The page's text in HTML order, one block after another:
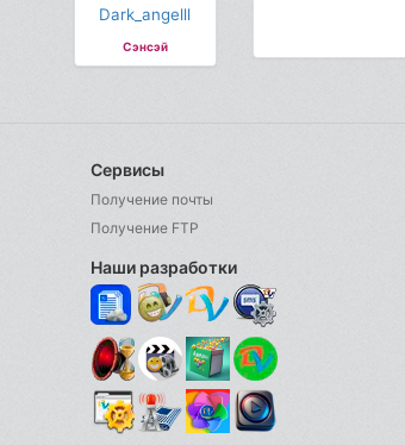
Dark_angelll
Сэнсэй
Сервисы
Получение почты
Получение FTP
Наши разработки